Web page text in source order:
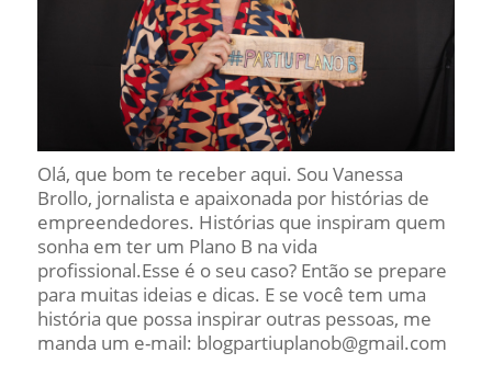
Olá, que bom te receber aqui. Sou Vanessa
Brollo, jornalista e apaixonada por histórias de
empreendedores. Histórias que inspiram quem
sonha em ter um Plano B na vida
profissional.Esse é o seu caso? Então se prepare
para muitas ideias e dicas. E se você tem uma
história que possa inspirar outras pessoas, me
manda um e-mail: blogpartiuplanob@gmail.com